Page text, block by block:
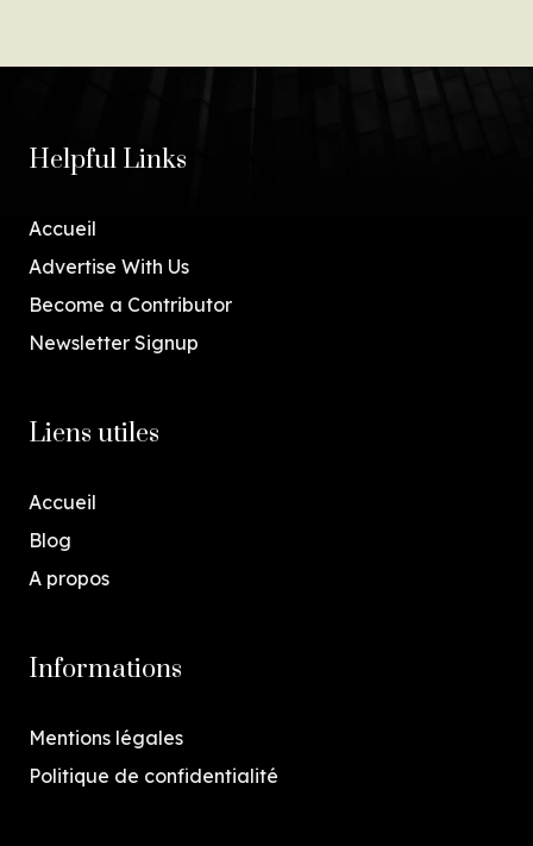
Helpful Links
Accueil
Advertise With Us
Become a Contributor
Newsletter Signup
Liens utiles
Accueil
Blog
A propos
Informations
Mentions légales
Politique de confidentialité